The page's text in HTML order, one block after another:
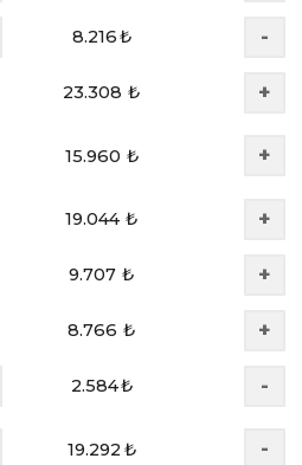
8.216₺ -
23.308 ₺ +
15.960 ₺ +
19.044 ₺ +
9.707 ₺ +
8.766 ₺ +
2.584₺ -
19.292₺ -